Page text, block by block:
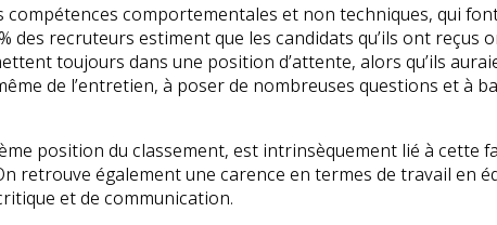
compétences comportementales et non techniques, qui
des recruteurs estiment que les candidats qu’ils ont reçus
toujours dans une position d’attente, alors qu’ils
de l’entretien, à poser de nombreuses questions et à
position du classement, est intrinsèquement lié à cette
retrouve également une carence en termes de travail en
et de communication.